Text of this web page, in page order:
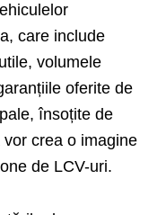
care include
volumele
oferite de
însoțite de
crea o imagine
de LCV-uri.